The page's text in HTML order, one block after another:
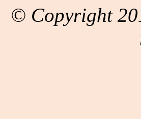
© Copyright